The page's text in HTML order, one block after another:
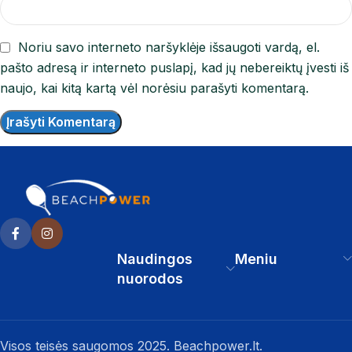
Noriu savo interneto naršyklėje išsaugoti vardą, el.
pašto adresą ir interneto puslapį, kad jų nebereiktų įvesti iš
naujo, kai kitą kartą vėl norėsiu parašyti komentarą.
Naudingos
nuorodos
Meniu
Visos teisės saugomos 2025. Beachpower.lt.